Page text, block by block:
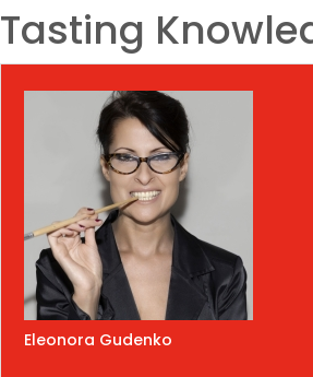
Tasting
Eleonora Gudenko